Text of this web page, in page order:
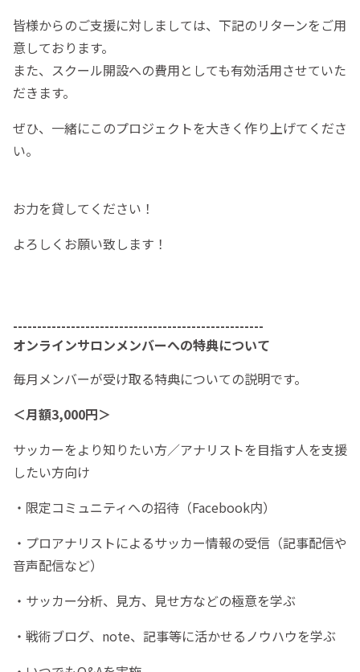
皆様からのご支援に対しましては、下記のリターンをご用
意しております。
また、スクール開設への費用としても有効活用させていた
だきます。
ぜひ、一緒にこのプロジェクトを大きく作り上げてくださ
い。
お力を貸してください！
よろしくお願い致します！
----------------------------------------------------
オンラインサロンメンバーへの特典について
毎月メンバーが受け取る特典についての説明です。
＜月額3,000円＞
サッカーをより知りたい方／アナリストを目指す人を支援
したい方向け
・限定コミュニティへの招待（Facebook内）
・プロアナリストによるサッカー情報の受信（記事配信や
音声配信など）
・サッカー分析、見方、見せ方などの極意を学ぶ
・戦術ブログ、note、記事等に活かせるノウハウを学ぶ